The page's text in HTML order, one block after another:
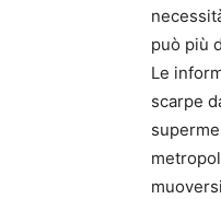
può più
Le
scarpe